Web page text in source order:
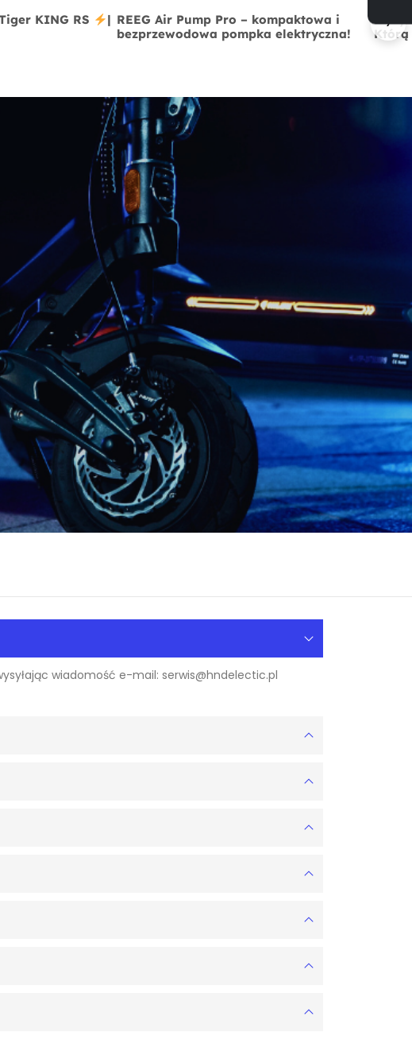
KING RS
| REEG Air Pump Pro – kompaktowa i
bezprzewodowa pompka elektryczna!
Hiley
Którą
›
wiadomość e-mail: serwis@hndelectic.pl